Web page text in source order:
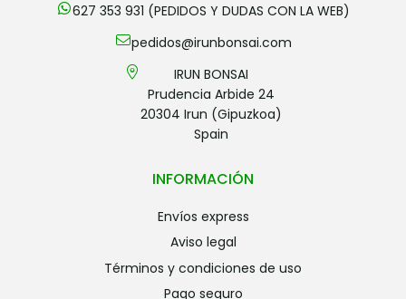
627 353 931 (PEDIDOS Y DUDAS CON LA WEB)
pedidos@irunbonsai.com
IRUN BONSAI
Prudencia Arbide 24
20304 Irun (Gipuzkoa)
Spain
INFORMACIÓN
envíos express
aviso legal
términos y condiciones de uso
pago seguro